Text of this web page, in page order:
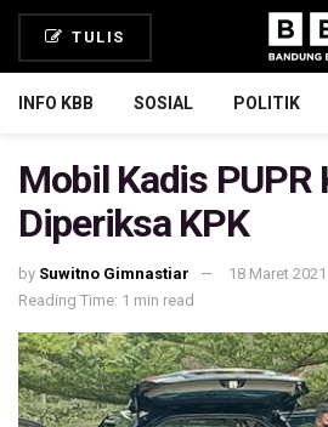
TULIS
INFO KBB SOSIAL POLITIK
Mobil Kadis PUPR
Diperiksa KPK
by Suwitno Gimnastiar
18 Maret 2021
Reading Time: 1 min read